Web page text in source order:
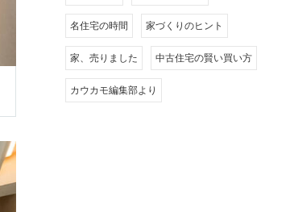
名住宅の時間 家づくりのヒント
家、売りました 中古住宅の賢い買い方
カウカモ編集部より